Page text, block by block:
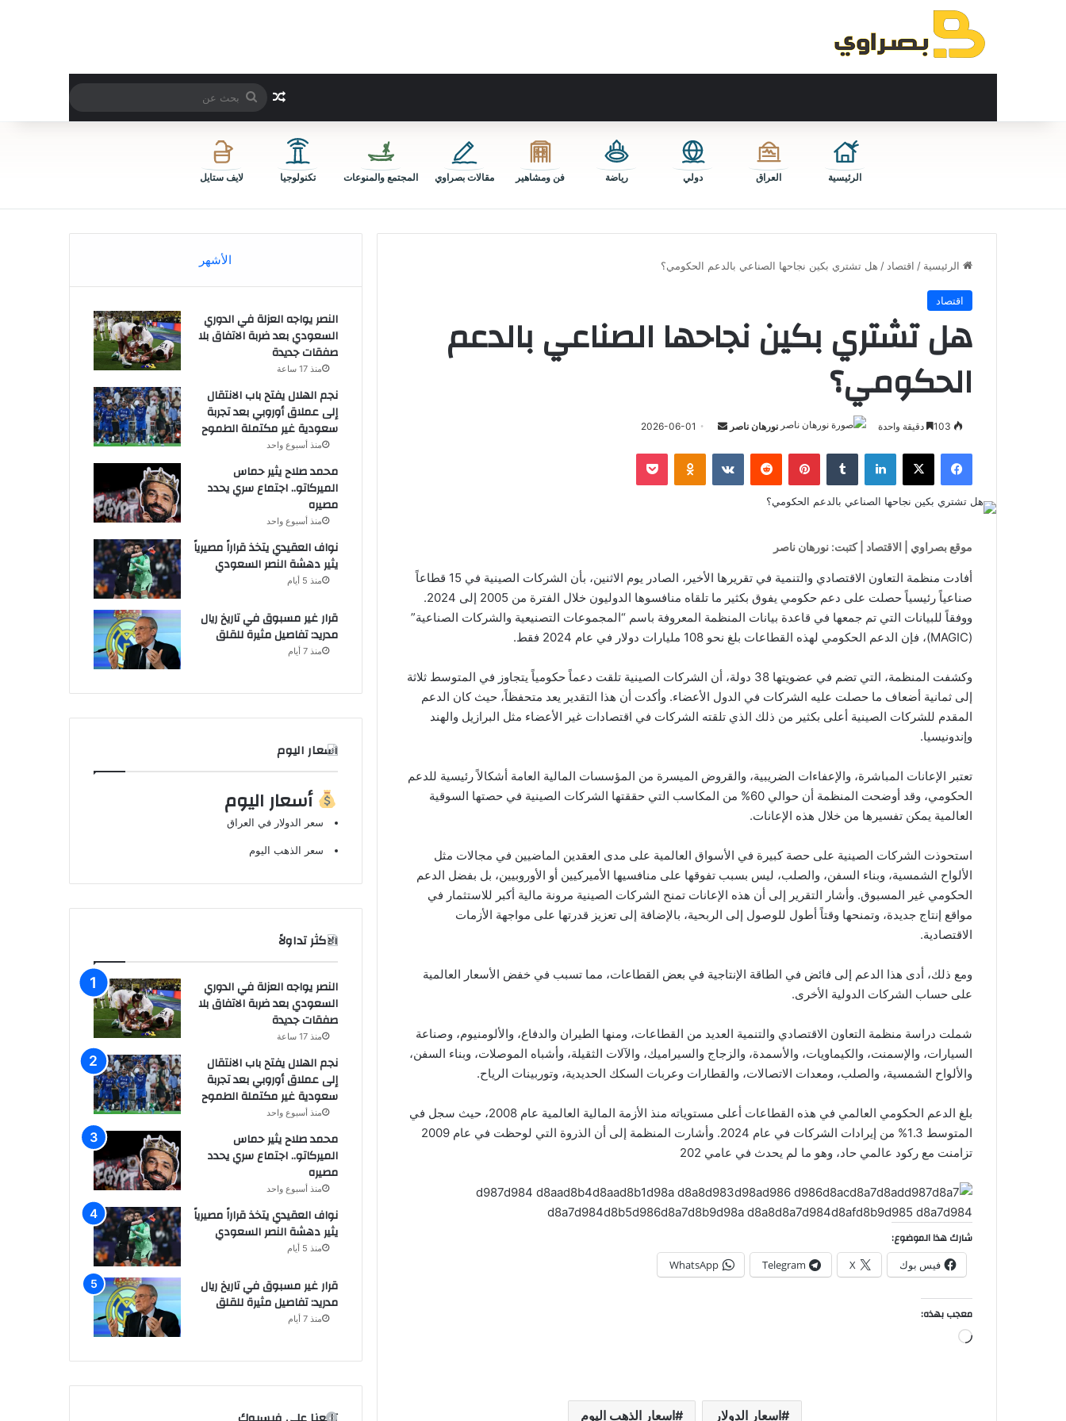
مقال عشوائي
بحث
عن
الرئيسية العراق دولي رياضة فن ومشاهير مقالات بصراوي المجتمع والمنوعات تكنولوجيا لايف ستايل
الرئيسية / اقتصاد / هل تشتري بكين نجاحها الصناعي بالدعم الحكومي؟
اقتصاد
هل تشتري بكين نجاحها الصناعي بالدعم
الحكومي؟
نورهان ناصر
أرسل
إلكترونيا
2026-06-01 دقيقة واحدة
فيسبوك ‫X لينكدإن بينتيريست Odnoklassniki
‫Pocket
موقع بصراوي | الاقتصاد | كتبت: نورهان ناصر
أفادت منظمة التعاون الاقتصادي والتنمية في تقريرها الأخير، الصادر يوم الاثنين، بأن الشركات الصينية في 15 قطاعاً
صناعياً رئيسياً حصلت على دعم حكومي يفوق بكثير ما تلقاه منافسوها الدوليون خلال الفترة من 2005 إلى 2024.
ووفقاً للبيانات التي تم جمعها في قاعدة بيانات المنظمة المعروفة باسم “المجموعات التصنيعية والشركات الصناعية”
(MAGIC)، فإن الدعم الحكومي لهذه القطاعات بلغ نحو 108 مليارات دولار في عام 2024 فقط.
وكشفت المنظمة، التي تضم في عضويتها 38 دولة، أن الشركات الصينية تلقت دعماً حكومياً يتجاوز في المتوسط ثلاثة
إلى ثمانية أضعاف ما حصلت عليه الشركات في الدول الأعضاء. وأكدت أن هذا التقدير يعد متحفظاً، حيث كان الدعم
المقدم للشركات الصينية أعلى بكثير من ذلك الذي تلقته الشركات في اقتصادات غير الأعضاء مثل البرازيل والهند
وإندونيسيا.
تعتبر الإعانات المباشرة، والإعفاءات الضريبية، والقروض الميسرة من المؤسسات المالية العامة أشكالاً رئيسية للدعم
الحكومي، وقد أوضحت المنظمة أن حوالي 60% من المكاسب التي حققتها الشركات الصينية في حصتها السوقية
العالمية يمكن تفسيرها من خلال هذه الإعانات.
استحوذت الشركات الصينية على حصة كبيرة في الأسواق العالمية على مدى العقدين الماضيين في مجالات مثل
الألواح الشمسية، وبناء السفن، والصلب، ليس بسبب تفوقها على منافسيها الأميركيين أو الأوروبيين، بل بفضل الدعم
الحكومي غير المسبوق. وأشار التقرير إلى أن هذه الإعانات تمنح الشركات الصينية مرونة مالية أكبر للاستثمار في
مواقع إنتاج جديدة، وتمنحها وقتاً أطول للوصول إلى الربحية، بالإضافة إلى تعزيز قدرتها على مواجهة الأزمات
الاقتصادية.
ومع ذلك، أدى هذا الدعم إلى فائض في الطاقة الإنتاجية في بعض القطاعات، مما تسبب في خفض الأسعار العالمية
على حساب الشركات الدولية الأخرى.
شملت دراسة منظمة التعاون الاقتصادي والتنمية العديد من القطاعات، ومنها الطيران والدفاع، والألومنيوم، وصناعة
السيارات، والإسمنت، والكيماويات، والأسمدة، والزجاج والسيراميك، والآلات الثقيلة، وأشباه الموصلات، وبناء السفن،
والألواح الشمسية، والصلب، ومعدات الاتصالات، والقطارات وعربات السكك الحديدية، وتوربينات الرياح.
بلغ الدعم الحكومي العالمي في هذه القطاعات أعلى مستوياته منذ الأزمة المالية العالمية عام 2008، حيث سجل في
المتوسط 1.3% من إيرادات الشركات في عام 2024. وأشارت المنظمة إلى أن الذروة التي لوحظت في عام 2009
تزامنت مع ركود عالمي حاد، وهو ما لم يحدث في عامي 202
شارك هذا الموضوع:
فيس بوك X
Telegram
WhatsApp
معجب بهذه:
جاري
اسعار الدولار اسعار الذهب اليوم
الأشهر
النصر يواجه العزلة في الدوري
السعودي بعد ضربة الاتفاق بلا
صفقات جديدة
منذ 17 ساعة
نجم الهلال يفتح باب الانتقال
إلى عملاق أوروبي بعد تجربة
سعودية غير مكتملة الطموح
منذ أسبوع واحد
محمد صلاح يثير حماس
الميركاتو.. اجتماع سري يحدد
مصيره
منذ أسبوع واحد
نواف العقيدي يتخذ قراراً مصيرياً
يثير دهشة النصر السعودي
منذ 5 أيام
قرار غير مسبوق في تاريخ ريال
مدريد: تفاصيل مثيرة للقلق
منذ 7 أيام
اسعار اليوم
أسعار اليوم
سعر الدولار في العراق
سعر الذهب اليوم
الاكثر تداولاً
النصر يواجه العزلة في الدوري
السعودي بعد ضربة الاتفاق بلا
صفقات جديدة
منذ 17 ساعة
نجم الهلال يفتح باب الانتقال
إلى عملاق أوروبي بعد تجربة
سعودية غير مكتملة الطموح
منذ أسبوع واحد
محمد صلاح يثير حماس
الميركاتو.. اجتماع سري يحدد
مصيره
منذ أسبوع واحد
نواف العقيدي يتخذ قراراً مصيرياً
يثير دهشة النصر السعودي
منذ 5 أيام
قرار غير مسبوق في تاريخ ريال
مدريد: تفاصيل مثيرة للقلق
منذ 7 أيام